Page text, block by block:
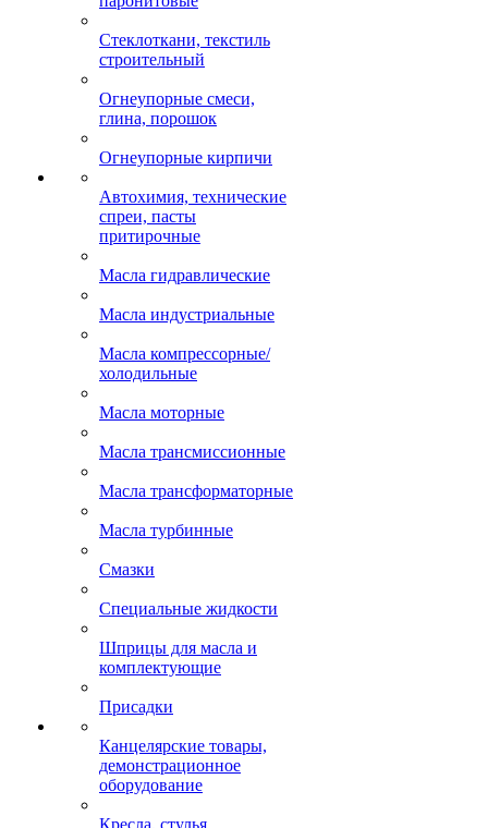
Стеклоткани, текстиль
строительный
Огнеупорные смеси,
глина, порошок
Огнеупорные кирпичи
Автохимия, технические
спреи, пасты
притирочные
Масла гидравлические
Масла индустриальные
Масла компрессорные/
холодильные
Масла моторные
Масла трансмиссионные
Масла трансформаторные
Масла турбинные
Смазки
Специальные жидкости
Шприцы для масла и
комплектующие
Присадки
Канцелярские товары,
демонстрационное
оборудование
Кресла, стулья